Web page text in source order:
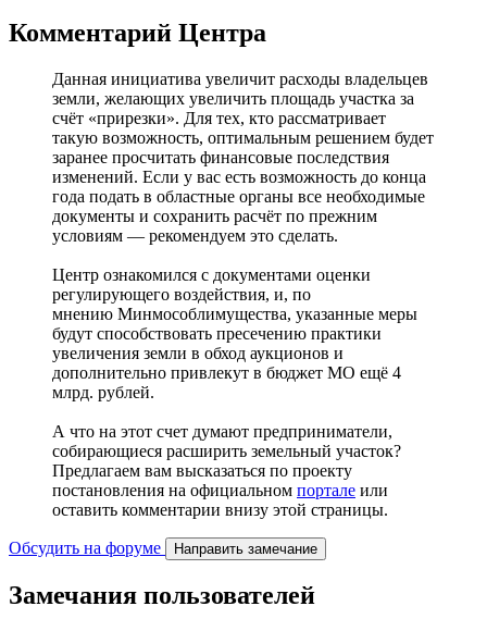
Комментарий Центра
Данная инициатива увеличит расходы владельцев
земли, желающих увеличить площадь участка за
счёт «прирезки». Для тех, кто рассматривает
такую возможность, оптимальным решением будет
заранее просчитать финансовые последствия
изменений. Если у вас есть возможность до конца
года подать в областные органы все необходимые
документы и сохранить расчёт по прежним
условиям — рекомендуем это сделать.
Центр ознакомился с документами оценки
регулирующего воздействия, и, по
мнению Минмособлимущества, указанные меры
будут способствовать пресечению практики
увеличения земли в обход аукционов и
дополнительно привлекут в бюджет МО ещё 4
млрд. рублей.
А что на этот счет думают предприниматели,
собирающиеся расширить земельный участок?
Предлагаем вам высказаться по проекту
постановления на официальном портале или
оставить комментарии внизу этой страницы.
Обсудить на форуме Направить замечание
Замечания пользователей